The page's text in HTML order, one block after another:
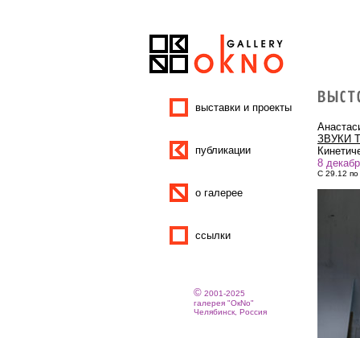
выставки и проекты
публикации
о галерее
ссылки
© 2001-2025
галерея "ОкNо"
Челябинск, Россия
ЗВУКИ
8
С 29.12 по